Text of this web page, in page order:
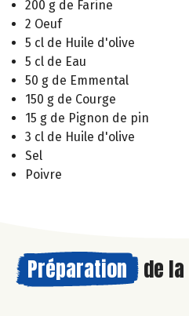
200 g de Farine
2 Oeuf
5 cl de Huile d'olive
5 cl de Eau
50 g de Emmental
150 g de Courge
15 g de Pignon de pin
3 cl de Huile d'olive
Sel
Poivre
Préparation de la